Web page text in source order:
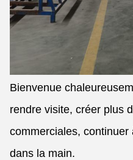
Bienvenue
rendre visite, créer plus
commerciales,
dans la main.